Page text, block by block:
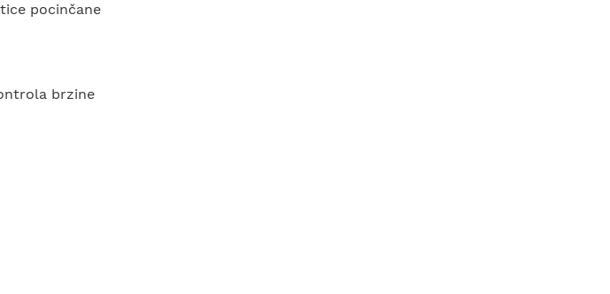
pocinčane
brzine